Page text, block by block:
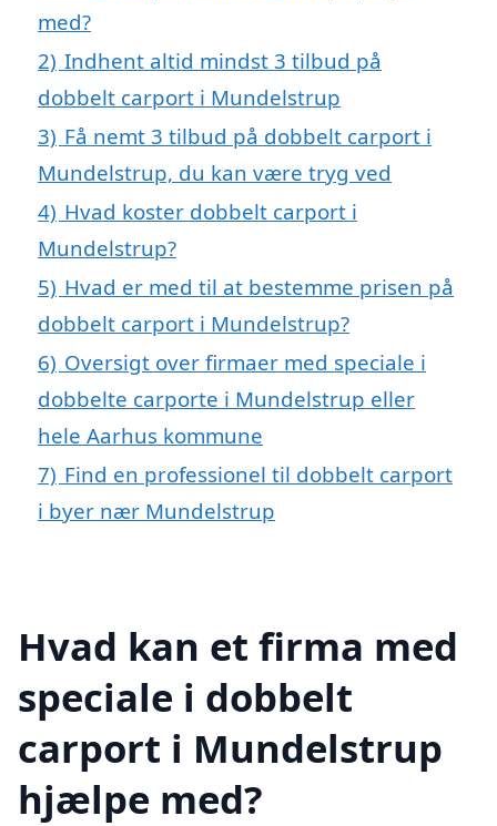
med?
2) Indhent altid mindst 3 tilbud på
dobbelt carport i Mundelstrup
3) Få nemt 3 tilbud på dobbelt carport i
Mundelstrup, du kan være tryg ved
4) Hvad koster dobbelt carport i
Mundelstrup?
5) Hvad er med til at bestemme prisen på
dobbelt carport i Mundelstrup?
6) Oversigt over firmaer med speciale i
dobbelte carporte i Mundelstrup eller
hele Aarhus kommune
7) Find en professionel til dobbelt carport
i byer nær Mundelstrup
Hvad kan et firma med
speciale i dobbelt
carport i Mundelstrup
hjælpe med?